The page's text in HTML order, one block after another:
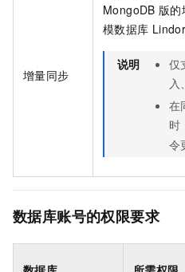
增量同步
MongoDB 版的
模数据库
说明
仅
入
在
时
令
数据库账号的权限要求